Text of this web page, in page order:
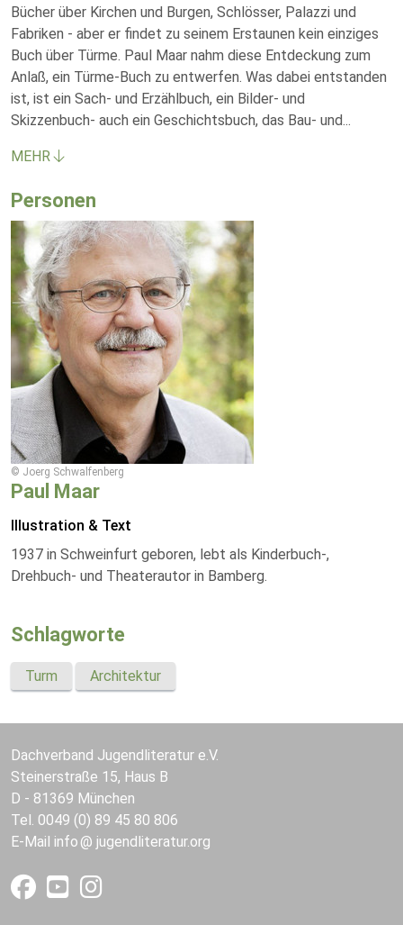
Bücher über Kirchen und Burgen, Schlösser, Palazzi und
Fabriken - aber er findet zu seinem Erstaunen kein einziges
Buch über Türme. Paul Maar nahm diese Entdeckung zum
Anlaß, ein Türme-Buch zu entwerfen. Was dabei entstanden
ist, ist ein Sach- und Erzählbuch, ein Bilder- und
Skizzenbuch- auch ein Geschichtsbuch, das Bau- und...
MEHR
Personen
© Joerg Schwalfenberg
Paul Maar
Illustration & Text
1937 in Schweinfurt geboren, lebt als Kinderbuch-,
Drehbuch- und Theaterautor in Bamberg.
Schlagworte
Turm Architektur
Dachverband Jugendliteratur e.V.
Steinerstraße 15, Haus B
D - 81369 München
Tel. 0049 (0) 89 45 80 806
E-Mail info jugendliteratur.org